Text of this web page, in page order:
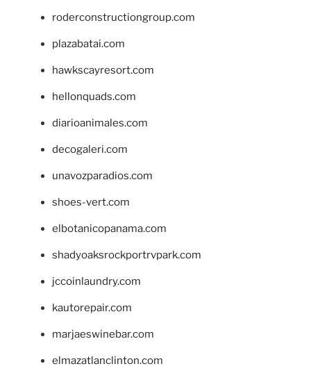
roderconstructiongroup.com
plazabatai.com
hawkscayresort.com
hellonquads.com
diarioanimales.com
decogaleri.com
unavozparadios.com
shoes-vert.com
elbotanicopanama.com
shadyoaksrockportrvpark.com
jccoinlaundry.com
kautorepair.com
marjaeswinebar.com
elmazatlanclinton.com